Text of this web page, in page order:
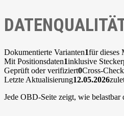
Dokumentierte Varianten1für dieses
Mit Positionsdaten1inklusive
Geprüft oder verifiziert0Cross-
Letzte Aktualisierung12.05.2026
Jede OBD-Seite zeigt, wie